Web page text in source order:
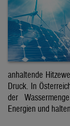
anhaltende
Druck. In
der
Energien und